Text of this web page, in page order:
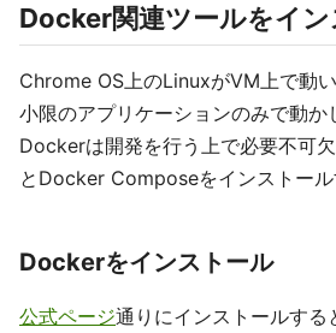
Docker関連ツールをイ
Chrome OS上のLinuxがVM上で動
小限のアプリケーションのみで動か
Dockerは開発を行う上で必要不可
とDocker Composeをインストール
Dockerをインストール
公式ページ通りにインストールする